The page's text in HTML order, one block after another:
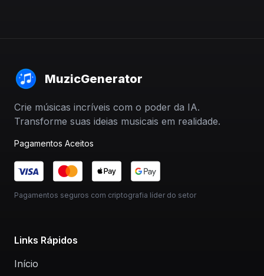
MuzicGenerator
Crie músicas incríveis com o poder da IA.
Transforme suas ideias musicais em realidade.
Pagamentos Aceitos
Pagamentos seguros com criptografia líder do setor
Links Rápidos
Início